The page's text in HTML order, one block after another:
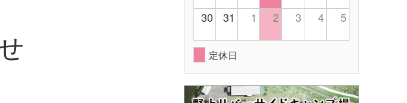
30 31 1 2 3 4 5
定休日